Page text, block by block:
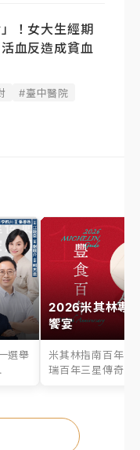
！女大生經期
血反造成貧血
#臺中醫院
選舉
2026米其林專
饗宴
米其林指南百年之
瑞百年三星傳奇、